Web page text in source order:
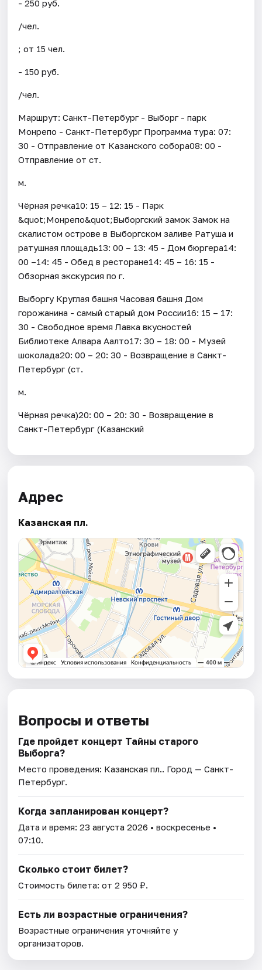
- 250 руб.
/чел.
; от 15 чел.
- 150 руб.
/чел.
Маршрут: Санкт-Петербург - Выборг - парк
Монрепо - Санкт-Петербург Программа тура: 07:
30 - Отправление от Казанского собора08: 00 -
Отправление от ст.
м.
Чёрная речка10: 15 – 12: 15 - Парк
&quot;Монрепо&quot;Выборгский замок Замок на
скалистом острове в Выборгском заливе Ратуша и
ратушная площадь13: 00 – 13: 45 - Дом бюргера14:
00 –14: 45 - Обед в ресторане14: 45 – 16: 15 -
Обзорная экскурсия по г.
Выборгу Круглая башня Часовая башня Дом
горожанина - самый старый дом России16: 15 – 17:
30 - Свободное время Лавка вкусностей
Библиотеке Алвара Аалто17: 30 – 18: 00 - Музей
шоколада20: 00 – 20: 30 - Возвращение в Санкт-
Петербург (ст.
м.
Чёрная речка)20: 00 – 20: 30 - Возвращение в
Санкт-Петербург (Казанский
Адрес
Казанская пл.
Вопросы и ответы
Где пройдет концерт Тайны старого
Выборга?
Место проведения: Казанская пл.. Город — Санкт-
Петербург.
Когда запланирован концерт?
Дата и время:23 августа 2026 • воскресенье •
07:10.
Сколько стоит билет?
Стоимость билета: от 2 950 ₽.
Есть ли возрастные ограничения?
Возрастные ограничения уточняйте у
организаторов.